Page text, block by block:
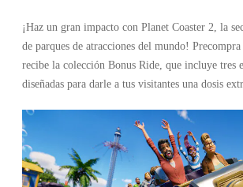
¡Haz un gran impacto con Planet Coaster 2, la
de parques de atracciones del mundo!
recibe la colección Bonus Ride, que incluye tres
diseñadas para darle a tus visitantes una dosis